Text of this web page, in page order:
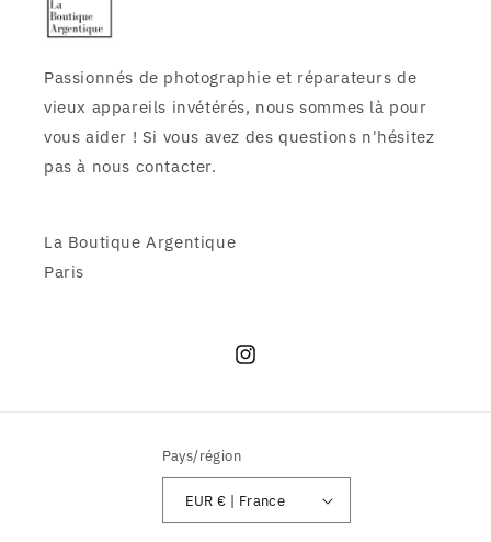
Passionnés de photographie et réparateurs de
vieux appareils invétérés, nous sommes là pour
vous aider ! Si vous avez des questions n'hésitez
pas à nous contacter.
La Boutique Argentique
Paris
Instagram
Pays/région
EUR € | France